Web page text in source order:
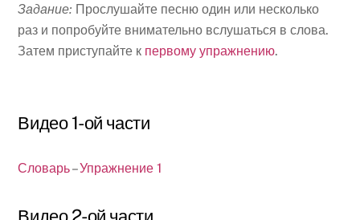
Задание: Прослушайте песню один или несколько
раз и попробуйте внимательно вслушаться в слова.
Затем приступайте к первому упражнению.
Видео 1-ой части
Словарь–Упражнение 1
Видео 2-ой части